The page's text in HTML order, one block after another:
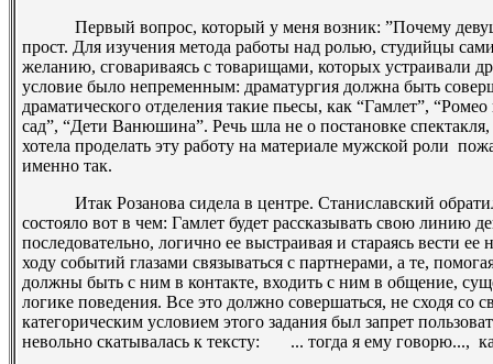
Первый вопрос, который у меня возник: ”Почему
прост. Для изучения метода работы над ролью, студийцы
желанию, сговариваясь с товарищами, которых устраивали
условие было непременным: драматургия должна быть
драматического отделения такие пьесы, как “Гамлет”,
сад”, “Дети Ванюшина”. Речь шла не о постановке
хотела проделать эту работу на материале мужской роли
именно так.
Итак Розанова сидела в центре. Станиславский
состояло вот в чем: Гамлет будет рассказывать свою линию
последовательно, логично ее выстраивая и стараясь вести
ходу событий глазами связываться с партнерами, а те,
должны быть с ним в контакте, входить с ним в общение,
логике поведения. Все это должно совершаться, не сходя со
категорическим условием этого задания был запрет
невольно скатывалась к тексту: ­ ... тогда я ему говорю...,